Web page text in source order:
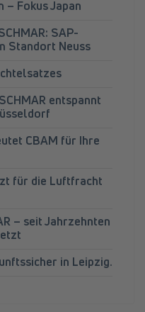
Fokus Japan
SAP-
Standort Neuss
entspannt
CBAM für Ihre
für die Luftfracht
– seit Jahrzehnten
in Leipzig.